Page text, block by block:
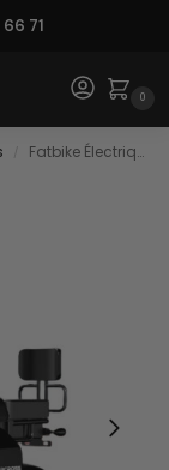
71
0
Fatbike Électrique 45 Km/h